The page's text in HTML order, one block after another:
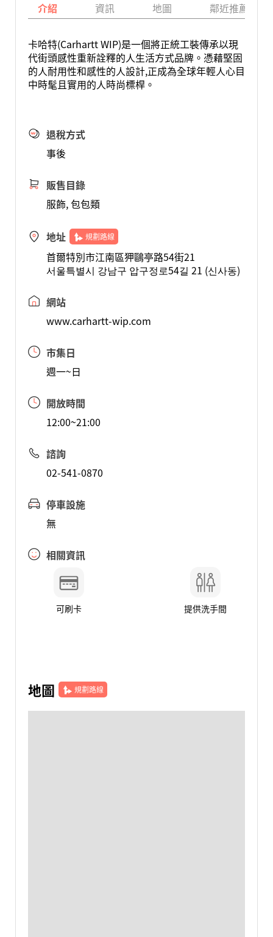
介紹 資訊 地圖 鄰近推薦景點
卡哈特(Carhartt WIP)是一個將正統工裝傳承以現
代街頭感性重新詮釋的人生活方式品牌。憑藉堅固
的人耐用性和感性的人設計,正成為全球年輕人心目
中時髦且實用的人時尚標桿。
退稅方式
事後
販售目錄
服飾, 包包類
地址 規劃路線
首爾特別市江南區狎鷗亭路54街21
서울특별시 강남구 압구정로54길 21 (신사동)
網站
www.carhartt-wip.com
市集日
週一~日
開放時間
12:00~21:00
諮詢
02-541-0870
停車設施
無
相關資訊
可刷卡 提供洗手間
地圖 規劃路線